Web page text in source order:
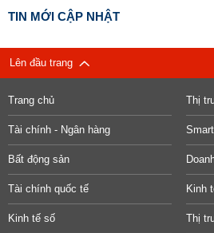
TIN MỚI CẬP NHẬT
Lên đầu trang
Trang chủ Thị
Tài chính - Ngân hàng
Bất động sản
Tài chính quốc tế Kinh
Kinh tế số Thị